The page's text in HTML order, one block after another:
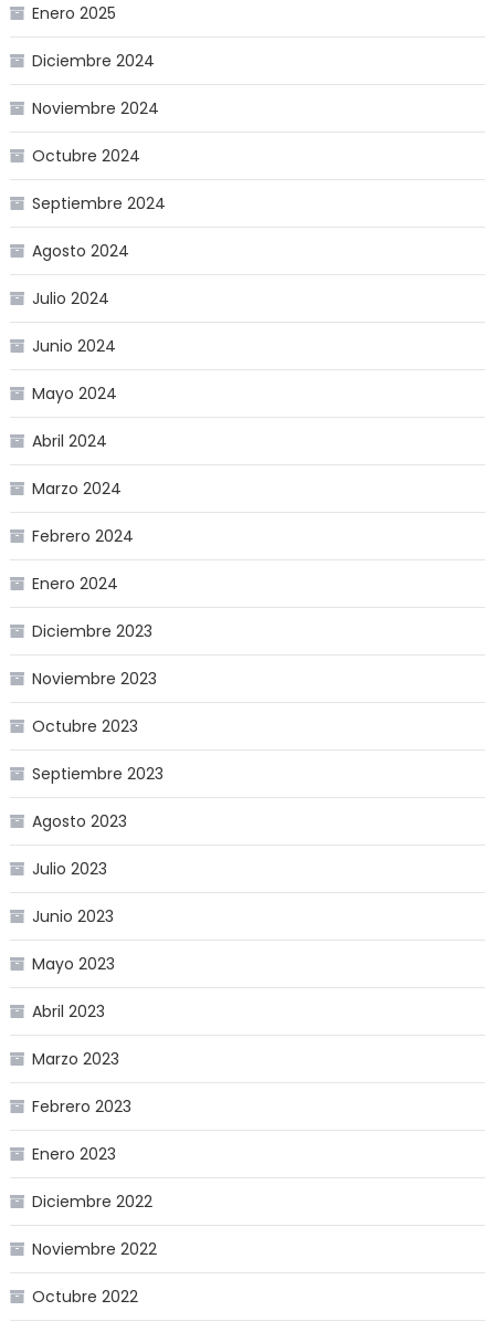
Enero 2025
Diciembre 2024
Noviembre 2024
Octubre 2024
Septiembre 2024
Agosto 2024
Julio 2024
Junio 2024
Mayo 2024
Abril 2024
Marzo 2024
Febrero 2024
Enero 2024
Diciembre 2023
Noviembre 2023
Octubre 2023
Septiembre 2023
Agosto 2023
Julio 2023
Junio 2023
Mayo 2023
Abril 2023
Marzo 2023
Febrero 2023
Enero 2023
Diciembre 2022
Noviembre 2022
Octubre 2022